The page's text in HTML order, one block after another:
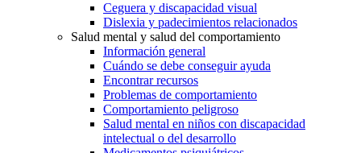
Ceguera y discapacidad visual
Dislexia y padecimientos relacionados
Salud mental y salud del comportamiento
Información general
Cuándo se debe conseguir ayuda
Encontrar recursos
Problemas de comportamiento
Comportamiento peligroso
Salud mental en niños con discapacidad
intelectual o del desarrollo